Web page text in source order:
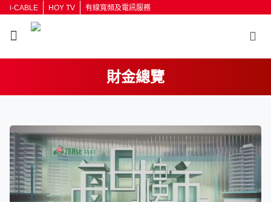
i-CABLE HOY TV 有線寬頻及電訊服務
財金總覽
按輸入鍵開始搜尋